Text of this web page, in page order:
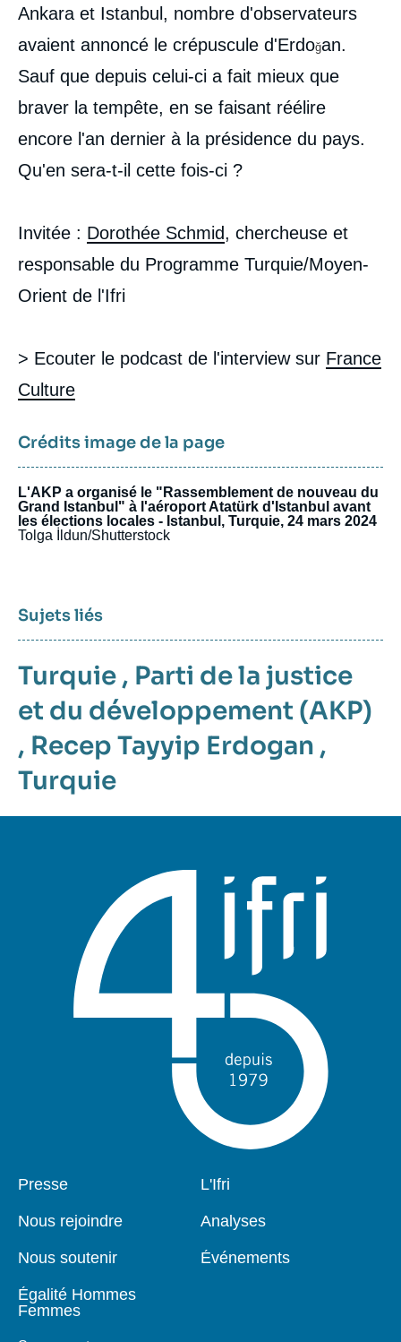
Ankara et Istanbul, nombre d'observateurs
avaient annoncé le crépuscule d'Erdoğan.
Sauf que depuis celui-ci a fait mieux que
braver la tempête, en se faisant réélire
encore l'an dernier à la présidence du pays.
Qu'en sera-t-il cette fois-ci ?
Invitée : Dorothée Schmid, chercheuse et
responsable du Programme Turquie/Moyen-
Orient de l'Ifri
> Ecouter le podcast de l'interview sur France
Culture
Crédits image de la page
L'AKP a organisé le "Rassemblement de nouveau du
Grand Istanbul" à l'aéroport Atatürk d'Istanbul avant
les élections locales - Istanbul, Turquie, 24 mars 2024
Tolga İldun/Shutterstock
Sujets liés
Turquie , Parti de la justice
et du développement (AKP)
, Recep Tayyip Erdogan ,
Turquie
Pied
Presse
Nous rejoindre
Nous soutenir
Égalité Hommes
Femmes
Navigation
L'Ifri
Analyses
Événements